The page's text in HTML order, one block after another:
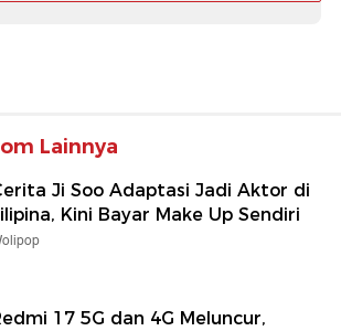
Lainnya
Ji Soo Adaptasi Jadi Aktor di
Kini Bayar Make Up Sendiri
17 5G dan 4G Meluncur,